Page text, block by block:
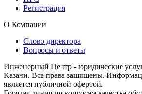
Регистрация
О Компании
Слово директора
Вопросы и ответы
Инженерный Центр - юридические
Казани. Все права защищены.
является публичной офертой.